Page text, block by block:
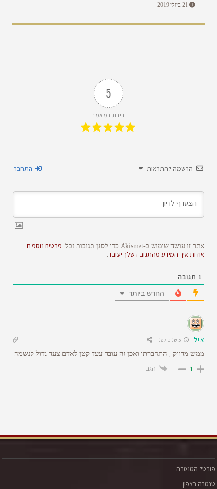
21 ביולי 2019
5
דירוג המאמר
הרשמה להתראות התחבר
אתר זו עושה שימוש ב-Akismet כדי לסנן תגובות זבל.
פרטים נוספים
אודות איך המידע מהתגובה שלך יעובד.
1 תגובה
החדש ביותר
איל
ממש מדויק , התחברתי ואכן זה עובד צעד קטן לאדם צעד גדול לנשמה
1 הגב
פורטל הטנטרה
טנטרה בצפון